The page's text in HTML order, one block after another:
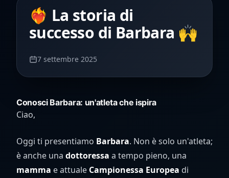
❤️‍🔥 La storia di
successo di Barbara 🙌
7 settembre 2025
Conosci Barbara: un'atleta che ispira
Ciao,
Oggi ti presentiamo Barbara. Non è solo un'atleta;
è anche una dottoressa a tempo pieno, una
mamma e attuale Campionessa Europea di